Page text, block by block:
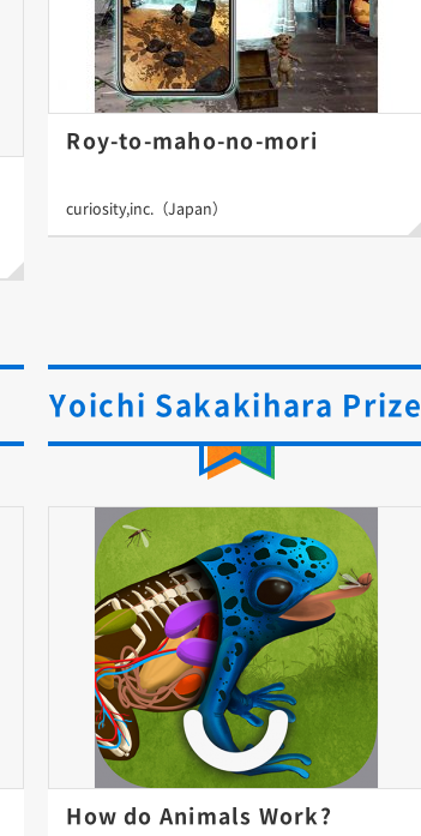
Roy-to-maho-no-mori
curiosity,inc.（Japan）
Yoichi Sakakihara Prize
How do Animals Work?